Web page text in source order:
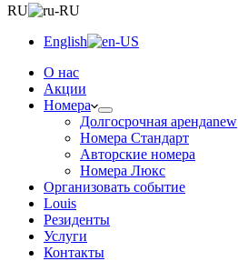
RU
English
О нас
Акции
Номера
Долгосрочная арендаnew
Номера Стандарт
Авторские номера
Номера Люкс
Организовать событие
Louis
Резиденты
Услуги
Контакты